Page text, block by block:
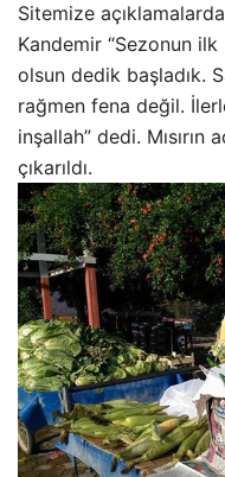
Sitemize açıklamalarda
Kandemir “Sezonun ilk
olsun dedik başladık.
rağmen fena değil.
inşallah” dedi. Mısırın
çıkarıldı.